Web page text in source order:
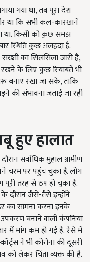
गया था, तब पूरा देश
था कि सभी कल-कारखानें
था. किसी को कुछ समझ
स्थिति कुछ अलहदा है.
का सिलसिला जारी है,
के लिए कुछ रियायतें भी
बनाए रखा जा सके, ताकि
की संभावना जताई जा रही
हुएहालात
सर्वाधिक मुहाल ग्रामीण
चरम पर पहुंच चुका है. लोग
पूरी तरह से ठप हो चुका है.
के दौरान जैसे-तैसे इन्होंने
का सामना करना इनके
उपकरण बनाने वाली कंपनियां
में मांग कम हो गई है. ऐसे में
ने भी कोरोना की दूसरी
को लेकर चिंता व्यक्त की है.